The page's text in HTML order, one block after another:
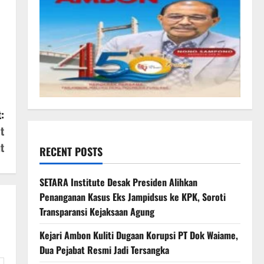
RECENT POSTS
SETARA Institute Desak Presiden Alihkan
Penanganan Kasus Eks Jampidsus ke KPK, Soroti
Transparansi Kejaksaan Agung
Kejari Ambon Kuliti Dugaan Korupsi PT Dok Waiame,
Dua Pejabat Resmi Jadi Tersangka